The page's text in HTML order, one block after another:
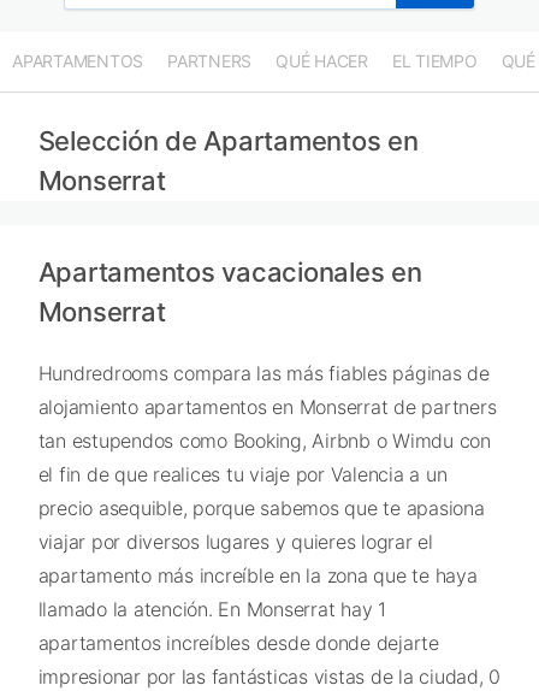
APARTAMENTOS PARTNERS QUÉ HACER EL TIEMPO QUÉ
Selección de Apartamentos en
Monserrat
Apartamentos vacacionales en
Monserrat
Hundredrooms compara las más fiables páginas de
alojamiento apartamentos en Monserrat de partners
tan estupendos como Booking, Airbnb o Wimdu con
el fin de que realices tu viaje por Valencia a un
precio asequible, porque sabemos que te apasiona
viajar por diversos lugares y quieres lograr el
apartamento más increíble en la zona que te haya
llamado la atención. En Monserrat hay 1
apartamentos increíbles desde donde dejarte
impresionar por las fantásticas vistas de la ciudad, 0